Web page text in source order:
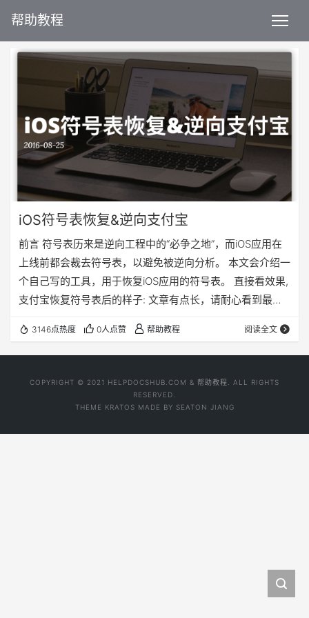
帮助教程
iOS符号表恢复&逆向支付宝
前言 符号表历来是逆向工程中的“必争之地”，而iOS应用在
上线前都会裁去符号表，以避免被逆向分析。 本文会介绍一
个自己写的工具，用于恢复iOS应用的符号表。 直接看效果,
支付宝恢复符号表后的样子: 文章有点长，请耐心看到最
器的动态分析是必不可少的，而 Xcode + lldb 确实是非常好
的调试利器, 比如我们在Xcode里可以很方便的查看调用堆
过程。 实际上，如果我们不恢复符号表的话，你看到的…
3146点热度 0人点赞 帮助教程 阅读全文
COPYRIGHT © 2021 HELPDOCSHUB.COM & 帮助教程. ALL RIGHTS
RESERVED.
THEME KRATOS MADE BY SEATON JIANG